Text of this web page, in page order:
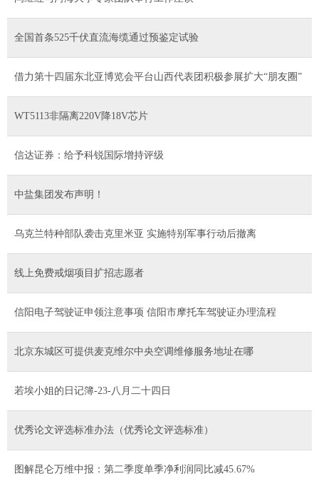
全国首条525千伏直流海缆通过预鉴定试验
借力第十四届东北亚博览会平台山西代表团积极参展扩大“朋友圈”
WT5113非隔离220V降18V芯片
信达证券：给予科锐国际增持评级
中盐集团发布声明！
乌克兰特种部队袭击克里米亚 实施特别军事行动后撤离
线上免费戒烟项目扩招志愿者
信阳电子驾驶证申领注意事项 信阳市摩托车驾驶证办理流程
北京东城区可提供麦克维尔中央空调维修服务地址在哪
若埃小姐的日记簿-23-八月二十四日
优秀论文评选标准办法（优秀论文评选标准）
图解昆仑万维中报：第二季度单季净利润同比减45.67%